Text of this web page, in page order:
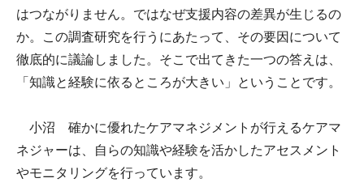
はつながりません。ではなぜ支援内容の差異が生じるの
か。この調査研究を行うにあたって、その要因について
徹底的に議論しました。そこで出てきた一つの答えは、
「知識と経験に依るところが大きい」ということです。
小沼 確かに優れたケアマネジメントが行えるケアマ
ネジャーは、自らの知識や経験を活かしたアセスメント
やモニタリングを行っています。